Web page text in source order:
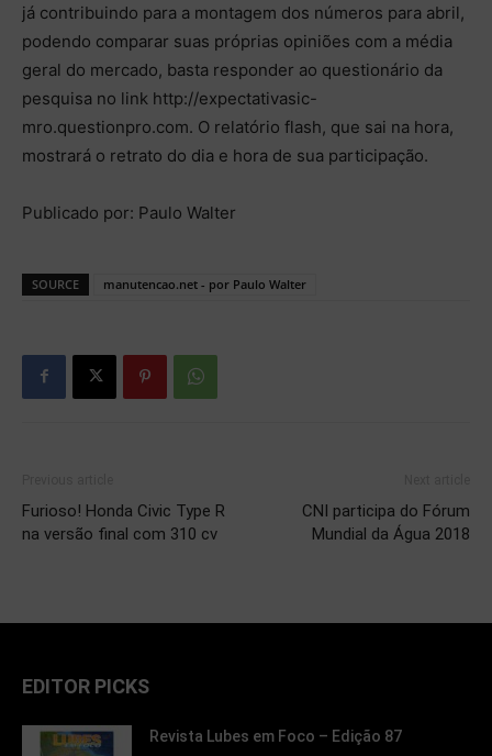
já contribuindo para a montagem dos números para abril,
podendo comparar suas próprias opiniões com a média
geral do mercado, basta responder ao questionário da
pesquisa no link http://expectativasic-
mro.questionpro.com. O relatório flash, que sai na hora,
mostrará o retrato do dia e hora de sua participação.
Publicado por: Paulo Walter
SOURCE manutencao.net - por Paulo Walter
Furioso! Honda Civic Type R
na versão final com 310 cv
CNI participa do Fórum
Mundial da Água 2018
EDITOR PICKS
Revista Lubes em Foco – Edição 87